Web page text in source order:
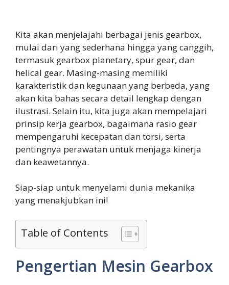
Kita akan menjelajahi berbagai jenis gearbox,
mulai dari yang sederhana hingga yang canggih,
termasuk gearbox planetary, spur gear, dan
helical gear. Masing-masing memiliki
karakteristik dan kegunaan yang berbeda, yang
akan kita bahas secara detail lengkap dengan
ilustrasi. Selain itu, kita juga akan mempelajari
prinsip kerja gearbox, bagaimana rasio gear
mempengaruhi kecepatan dan torsi, serta
pentingnya perawatan untuk menjaga kinerja
dan keawetannya.
Siap-siap untuk menyelami dunia mekanika
yang menakjubkan ini!
Table of Contents
Pengertian Mesin Gearbox